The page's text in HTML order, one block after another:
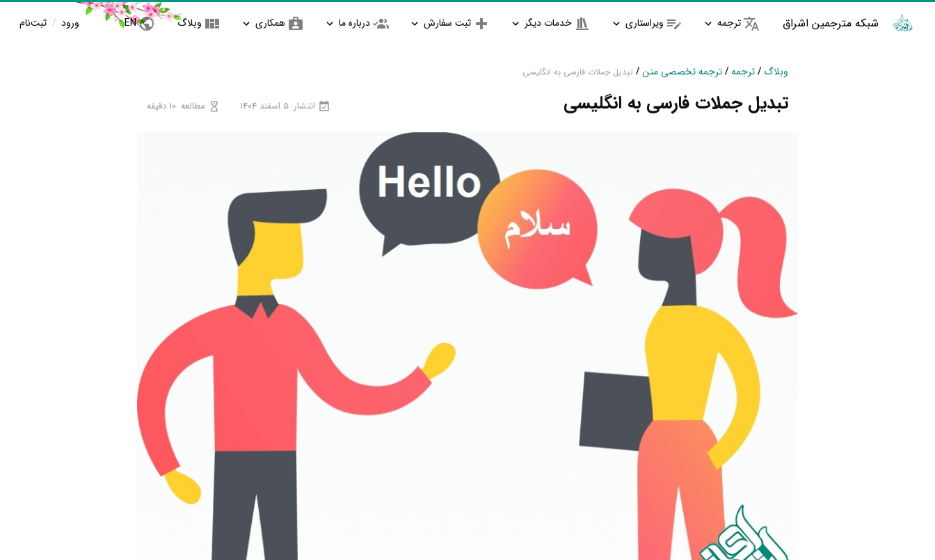
شبکه مترجمین اشراق ترجمه ویراستاری خدمات دیگر ثبت سفارش درباره ما همکاری وبلاگ EN ورود / ثبت‌نام
وبلاگ /ترجمه/ترجمه تخصصی متن/ تبدیل جملات فارسی به انگلیسی
تبدیل جملات فارسی به انگلیسی انتشار 5 اسفند 1404 مطالعه 10 دقیقه